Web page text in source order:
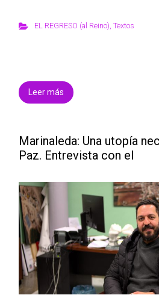
EL REGRESO (al Reino), Textos
Leer más
Marinaleda: Una utopía
Paz. Entrevista con el